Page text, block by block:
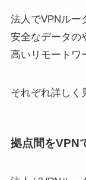
法人でVPNルー
安全なデータの
高いリモートワ
それぞれ詳しく
拠点間をVPN